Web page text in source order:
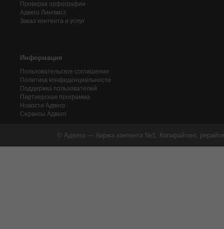
Проверка орфографии
Адвего Лингвист
Заказ контента и услуг
Информация
Пользовательское соглашение
Политика конфиденциальности
Поддержка пользователей
Партнерская программа
Новости Адвего
Сервисы Адвего
© Адвего — биржа контента №1. Копирайтинг,